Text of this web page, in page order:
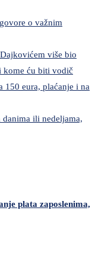
o važnim
više bio
kome ću biti vodič
150 eura, plaćanje i na
ili nedeljama,
plata zaposlenima,